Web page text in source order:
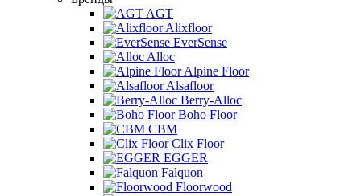
AGT
Alixfloor
EverSense
Alloc
Alpine Floor
Alsafloor
Berry-Alloc
Boho Floor
CBM
Clix Floor
EGGER
Falquon
Floorwood